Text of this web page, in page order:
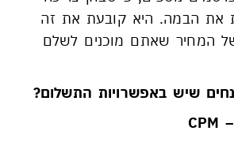
את הבמה. היא קובעת את זה
המחיר שאתם מוכנים לשלם
שיש באפשרויות התשלום?
CPM